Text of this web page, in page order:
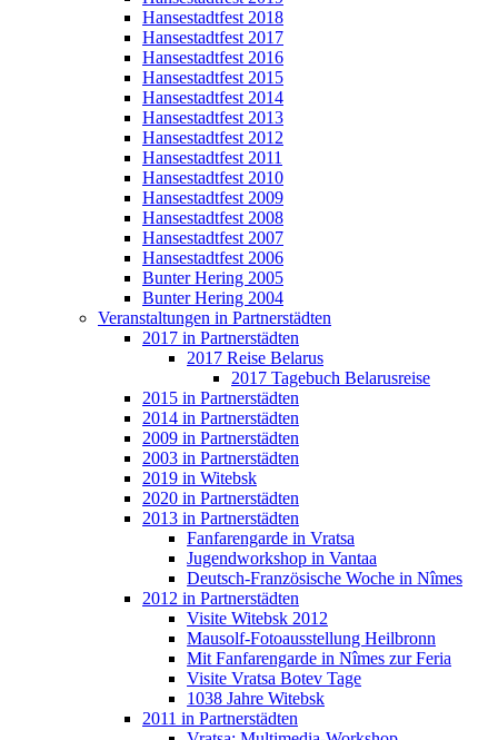
Hansestadtfest 2018
Hansestadtfest 2017
Hansestadtfest 2016
Hansestadtfest 2015
Hansestadtfest 2014
Hansestadtfest 2013
Hansestadtfest 2012
Hansestadtfest 2011
Hansestadtfest 2010
Hansestadtfest 2009
Hansestadtfest 2008
Hansestadtfest 2007
Hansestadtfest 2006
Bunter Hering 2005
Bunter Hering 2004
Veranstaltungen in Partnerstädten
2017 in Partnerstädten
2017 Reise Belarus
2017 Tagebuch Belarusreise
2015 in Partnerstädten
2014 in Partnerstädten
2009 in Partnerstädten
2003 in Partnerstädten
2019 in Witebsk
2020 in Partnerstädten
2013 in Partnerstädten
Fanfarengarde in Vratsa
Jugendworkshop in Vantaa
Deutsch-Französische Woche in Nîmes
2012 in Partnerstädten
Visite Witebsk 2012
Mausolf-Fotoausstellung Heilbronn
Mit Fanfarengarde in Nîmes zur Feria
Visite Vratsa Botev Tage
1038 Jahre Witebsk
2011 in Partnerstädten